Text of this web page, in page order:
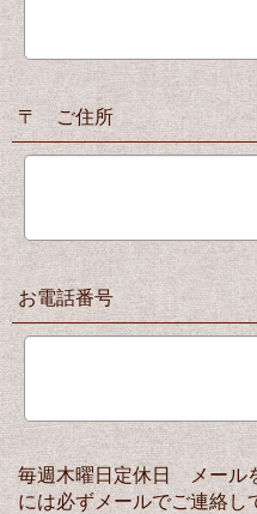
〒 ご住所
お電話番号
毎週木曜日定休日 メール
には必ずメールでご連絡